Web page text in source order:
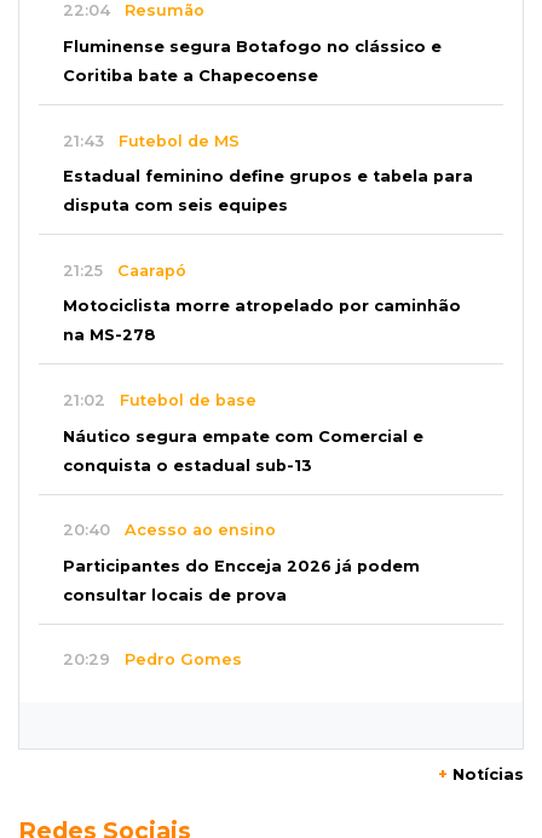
22:04 Resumão
Fluminense segura Botafogo no clássico e
Coritiba bate a Chapecoense
21:43 Futebol de MS
Estadual feminino define grupos e tabela para
disputa com seis equipes
21:25 Caarapó
Motociclista morre atropelado por caminhão
na MS-278
21:02 Futebol de base
Náutico segura empate com Comercial e
conquista o estadual sub-13
20:40 Acesso ao ensino
Participantes do Encceja 2026 já podem
consultar locais de prova
20:29 Pedro Gomes
Pantanal treina em Goiânia antes de jogo que
+ Notícias
Redes Sociais